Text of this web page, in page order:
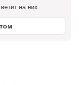
на них